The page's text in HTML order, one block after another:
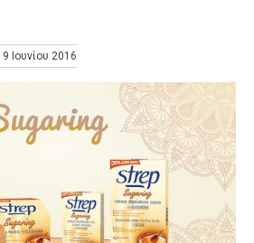
9 Ιουνίου 2016